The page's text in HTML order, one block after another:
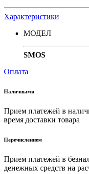
Характеристики
МОДЕЛ
SMOS
Оплата
Наличными
Прием платежей в
время доставки товара
Перечислением
Прием платежей в
денежных средств на